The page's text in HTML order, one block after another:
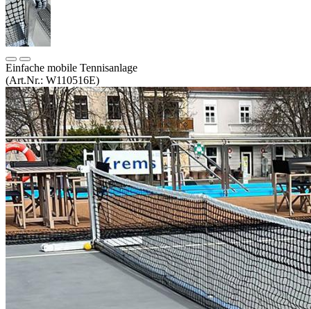
Einfache mobile Tennisanlage
(Art.Nr.: W110516E)